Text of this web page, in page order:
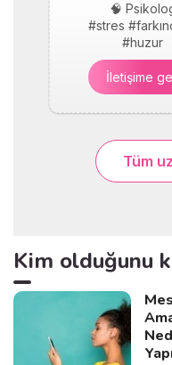
🧠
#stres
#huzur
İletişime
Tüm
Kim olduğunu